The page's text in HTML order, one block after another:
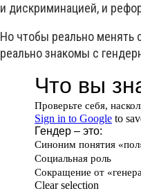
и дискриминацией, и
Но чтобы реально менять
реальнознакомы с